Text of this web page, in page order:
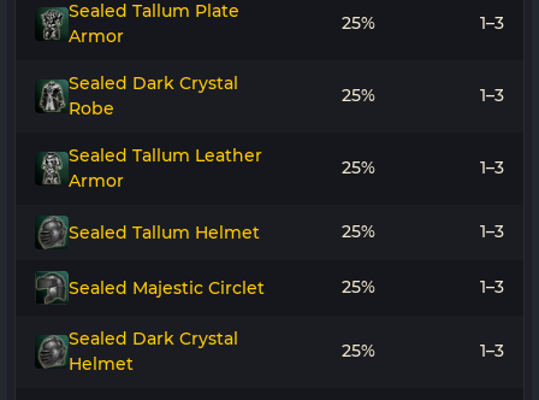
Sealed Tallum Plate
Armor
25% 1–3
Sealed Dark Crystal
Robe
25% 1–3
Sealed Tallum Leather
Armor
25% 1–3
Sealed Tallum Helmet 25% 1–3
Sealed Majestic Circlet 25% 1–3
Sealed Dark Crystal
Helmet
25% 1–3